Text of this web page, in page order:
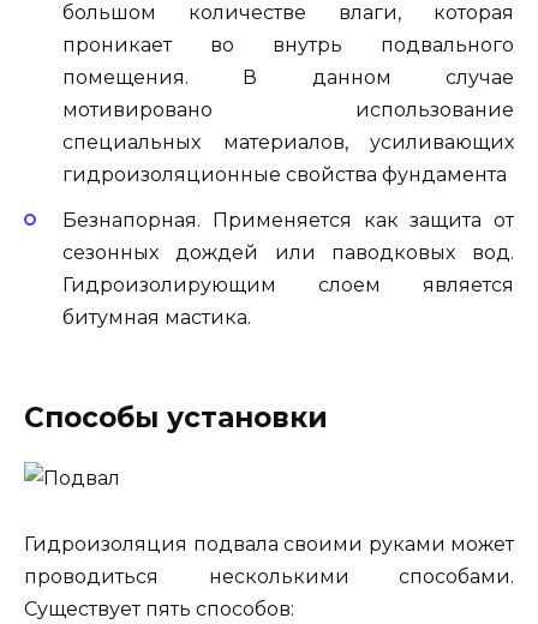
большом количестве влаги, которая
проникает во внутрь подвального
помещения. В данном случае
мотивировано использование
специальных материалов, усиливающих
гидроизоляционные свойства фундамента
Безнапорная. Применяется как защита от
сезонных дождей или паводковых вод.
Гидроизолирующим слоем является
битумная мастика.
Способы установки
Гидроизоляция подвала своими руками может
проводиться несколькими способами.
Существует пять способов: